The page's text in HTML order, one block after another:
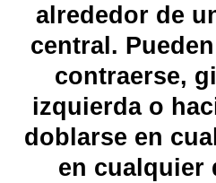
alrededor de
central.
contraerse,
izquierda o
doblarse en
en cualquier